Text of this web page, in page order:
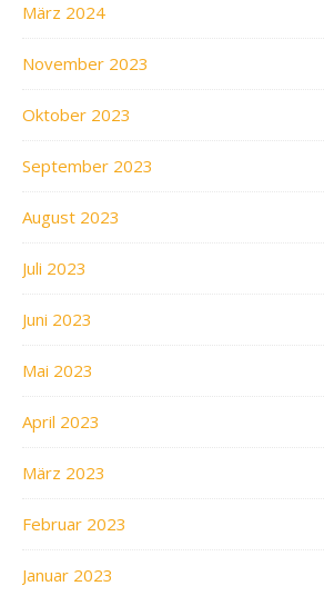
März 2024
November 2023
Oktober 2023
September 2023
August 2023
Juli 2023
Juni 2023
Mai 2023
April 2023
März 2023
Februar 2023
Januar 2023